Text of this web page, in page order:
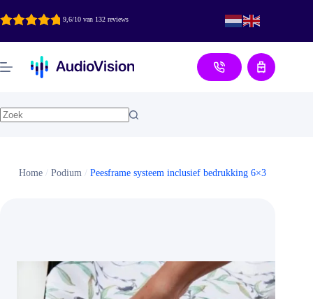
naar
inhoud
9,6/10 van 132 reviews
Aanvraag
Home/ Podium/ Peesframe systeem inclusief bedrukking 6×3